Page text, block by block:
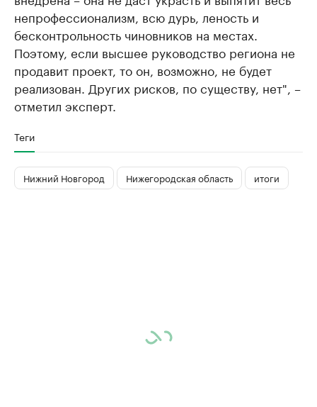
непрофессионализм, всю дурь, леность и
бесконтрольность чиновников на местах.
Поэтому, если высшее руководство региона не
продавит проект, то он, возможно, не будет
реализован. Других рисков, по существу, нет", –
отметил эксперт.
Теги
Нижний Новгород Нижегородская область итоги